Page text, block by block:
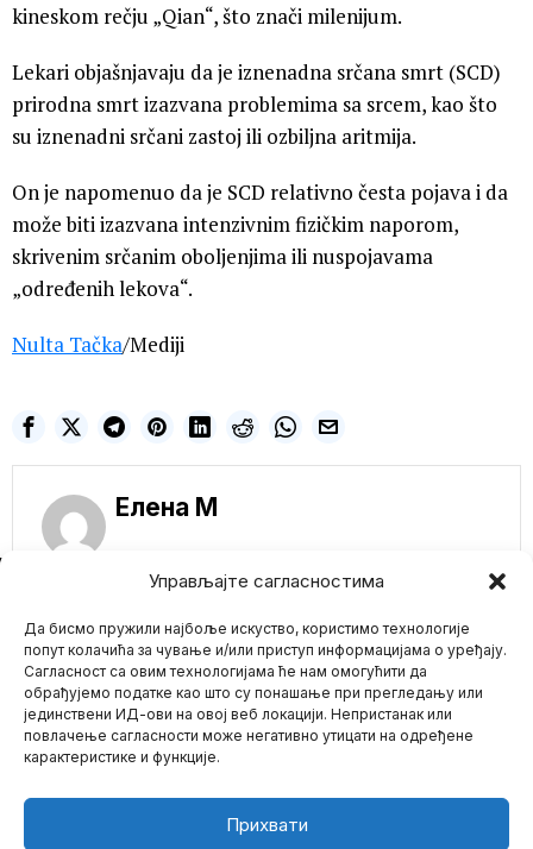
Управљајте сагласностима
Да бисмо пружили најбоље искуство, користимо технологије
попут колачића за чување и/или приступ информацијама о уређају.
Сагласност са овим технологијама ће нам омогућити да
обрађујемо податке као што су понашање при прегледању или
јединствени ИД-ови на овој веб локацији. Непристанак или
повлачење сагласности може негативно утицати на одређене
карактеристике и функције.
Прихвати
kineskom rečju „Qian“, što znači milenijum.
Lekari objašnjavaju da je iznenadna srčana smrt (SCD)
prirodna smrt izazvana problemima sa srcem, kao što
su iznenadni srčani zastoj ili ozbiljna aritmija.
On je napomenuo da je SCD relativno česta pojava i da
može biti izazvana intenzivnim fizičkim naporom,
skrivenim srčanim oboljenjima ili nuspojavama
„određenih lekova“.
Nulta Tačka/Mediji
Елена M
Mario zna Youtube
DEMANTOVAO ANU
BRNABIĆ: TEMA
KOVID PROPUSNICA
NIJE BILA NA
DNEVNOM REDU
KRIZNOG ŠTABA
Član Kriznog štaba dr
Predrag Kon je izjavio da
Britanska vlada
zaključala dokumente